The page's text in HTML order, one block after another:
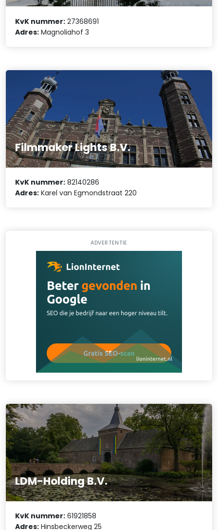
KvK nummer: 27368691
Adres: Magnoliahof 3
Filmmaker Lights B.V.
KvK nummer: 82140286
Adres: Karel van Egmondstraat 220
ADVERTENTIE
LDM-Holding B.V.
KvK nummer: 61921858
Adres: Hinsbeckerweg 25